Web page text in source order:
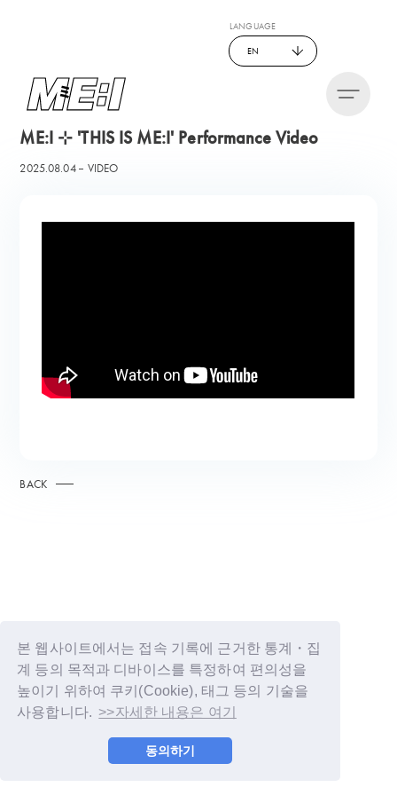
본 웹사이트에서는 접속 기록에 근거한 통계・집
계 등의 목적과 디바이스를 특정하여 편의성을
높이기 위하여 쿠키(Cookie), 태그 등의 기술을
사용합니다. >>자세한 내용은 여기
동의하기
LANGUAGE
EN
ME:I ⊹ 'THIS IS ME:I' Performance Video
2025.08.04 VIDEO
BACK